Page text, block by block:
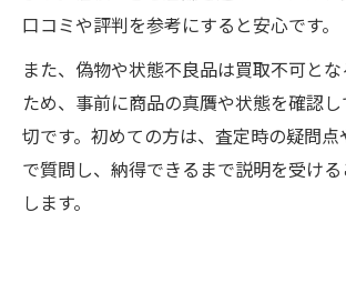
口コミや評判を参考にすると安心です。
また、偽物や状態不良品は買取不可と
ため、事前に商品の真贋や状態を確認
切です。初めての方は、査定時の疑問
で質問し、納得できるまで説明を受け
します。